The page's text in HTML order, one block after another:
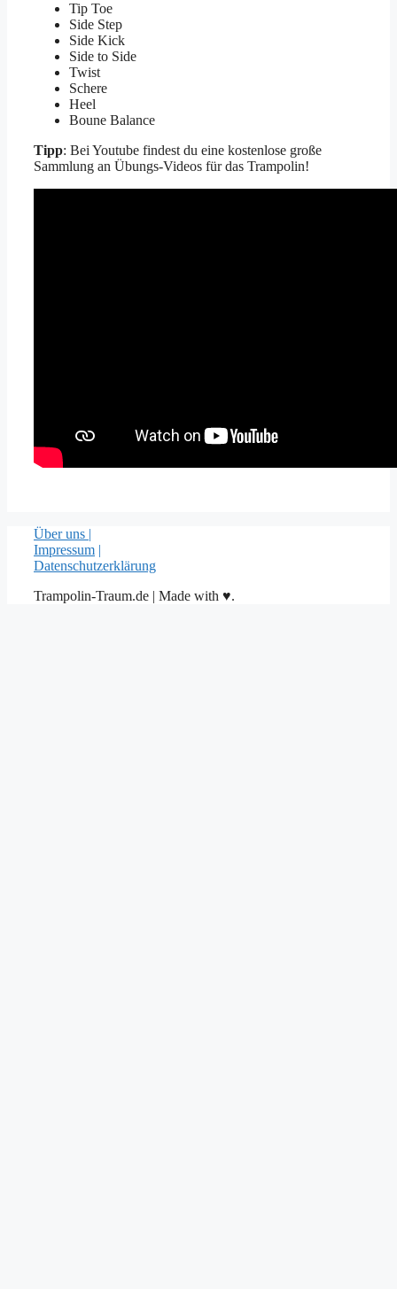
Tip Toe
Side Step
Side Kick
Side to Side
Twist
Schere
Heel
Boune Balance
Tipp: Bei Youtube findest du eine kostenlose große
Sammlung an Übungs-Videos für das Trampolin!
Über uns |
Impressum |
Datenschutzerklärung
Trampolin-Traum.de | Made with ♥.